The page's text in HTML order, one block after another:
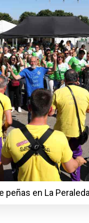
peñas en La